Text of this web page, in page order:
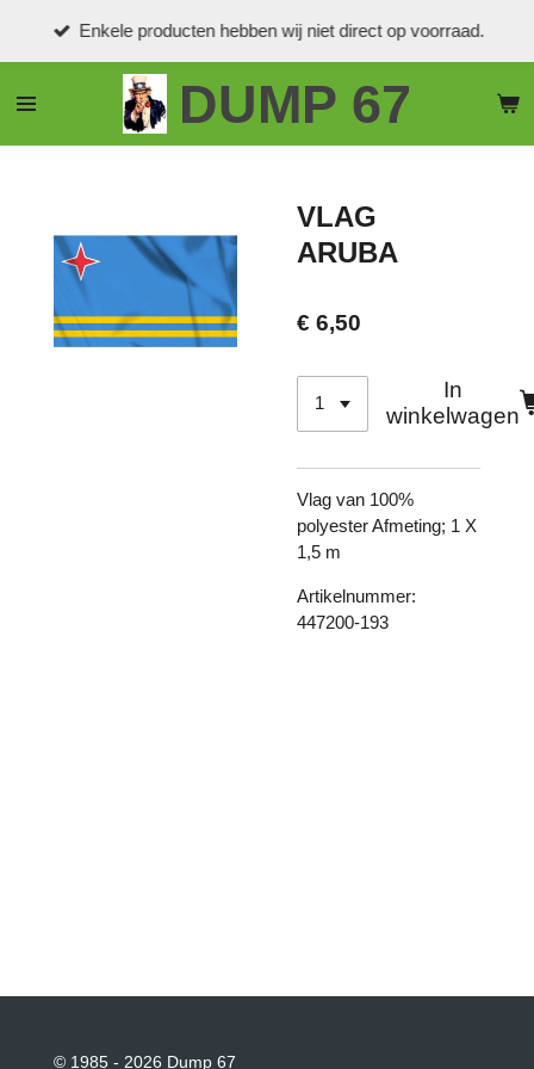
de
DUMP 67
Enkele producten hebben wij niet direct op voorraad.
VLAG
ARUBA
€ 6,50
In
winkelwagen
Vlag van 100%
polyester Afmeting; 1 X
1,5 m
Artikelnummer:
447200-193
© 1985 - 2026 Dump 67